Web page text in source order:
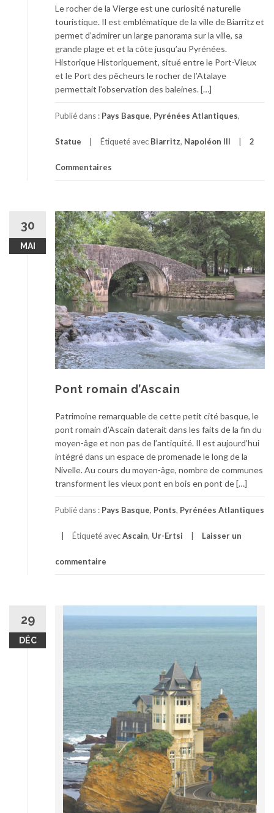
Le rocher de la Vierge est une curiosité naturelle
touristique. Il est emblématique de la ville de Biarritz et
permet d’admirer un large panorama sur la ville, sa
grande plage et et la côte jusqu’au Pyrénées.
Historique Historiquement, situé entre le Port-Vieux
et le Port des pêcheurs le rocher de l’Atalaye
permettait l’observation des baleines. […]
Publié dans : Pays Basque, Pyrénées Atlantiques,
Statue Étiqueté avec Biarritz, Napoléon III 2
Commentaires
30
MAI
Pont romain d’Ascain
Patrimoine remarquable de cette petit cité basque, le
pont romain d’Ascain daterait dans les faits de la fin du
moyen-âge et non pas de l’antiquité. Il est aujourd’hui
intégré dans un espace de promenade le long de la
Nivelle. Au cours du moyen-âge, nombre de communes
transforment les vieux pont en bois en pont de […]
Publié dans : Pays Basque, Ponts, Pyrénées Atlantiques
Étiqueté avecAscain, Ur-Ertsi Laisser un
commentaire
29
DÉC